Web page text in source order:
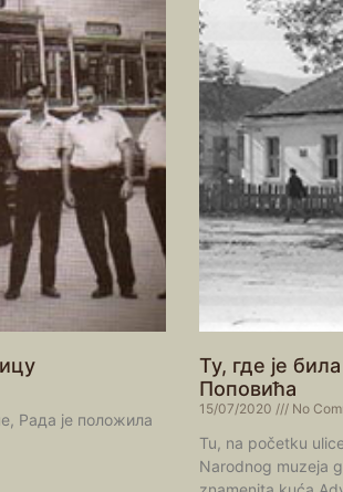
Рада је положила
Ту, где је
Поповића
15/07/2020 No
Tu, na početku
Narodnog muzeja